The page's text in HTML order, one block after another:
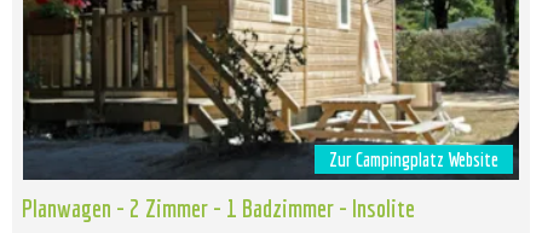
Zur Campingplatz Website
Planwagen - 2 Zimmer - 1 Badzimmer - Insolite